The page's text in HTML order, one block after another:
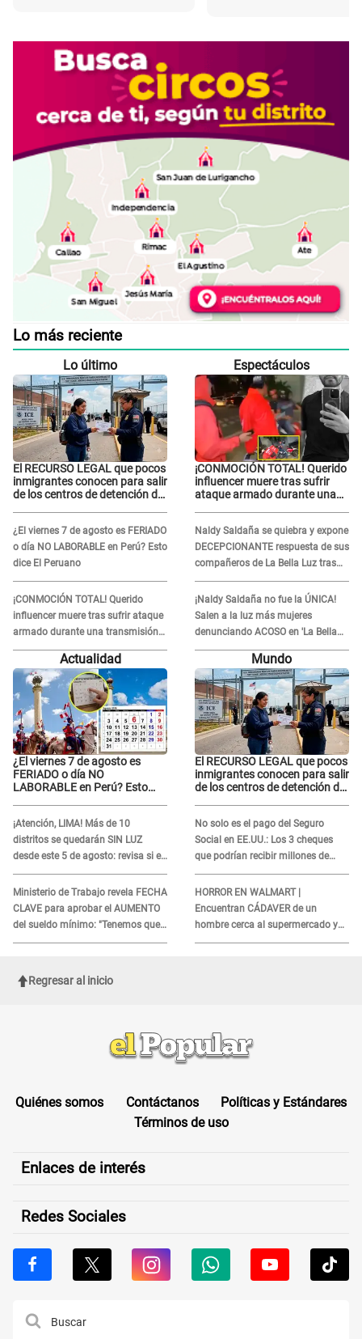
Lo más reciente
Lo último
El RECURSO LEGAL que pocos
inmigrantes conocen para salir
de los centros de detención del
¿El viernes 7 de agosto es FERIADO
o día NO LABORABLE en Perú? Esto
dice El Peruano
¡CONMOCIÓN TOTAL! Querido
influencer muere tras sufrir ataque
armado durante una transmisión
en vivo
Espectáculos
¡CONMOCIÓN TOTAL! Querido
influencer muere tras sufrir
ataque armado durante una
Naldy Saldaña se quiebra y expone
DECEPCIONANTE respuesta de sus
compañeros de La Bella Luz tras
sufrir agresión: "Sabían lo que
pasaba"
¡Naldy Saldaña no fue la ÚNICA!
Salen a la luz más mujeres
denunciando ACOSO en 'La Bella
Luz' por parte de director
Actualidad
¿El viernes 7 de agosto es
FERIADO o día NO
LABORABLE en Perú? Esto
¡Atención, LIMA! Más de 10
distritos se quedarán SIN LUZ
desde este 5 de agosto: revisa si el
tuyo está en la lista
Ministerio de Trabajo revela FECHA
CLAVE para aprobar el AUMENTO
del sueldo mínimo: "Tenemos que
activar..."
Mundo
El RECURSO LEGAL que pocos
inmigrantes conocen para salir
de los centros de detención del
No solo es el pago del Seguro
Social en EE.UU.: Los 3 cheques
que podrían recibir millones de
personas en agosto
HORROR EN WALMART |
Encuentran CÁDAVER de un
hombre cerca al supermercado y
esto reveló la autopsia que le
Regresar al inicio
Quiénes somos Contáctanos
Políticas y Estándares
Términos de uso
Enlaces de interés
Redes Sociales